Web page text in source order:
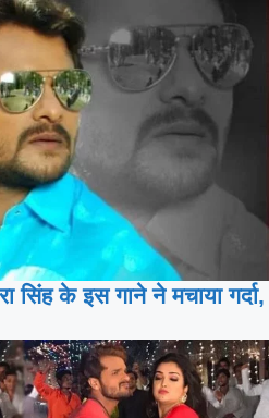
सिंह के इस गाने ने मचाया गर्दा,